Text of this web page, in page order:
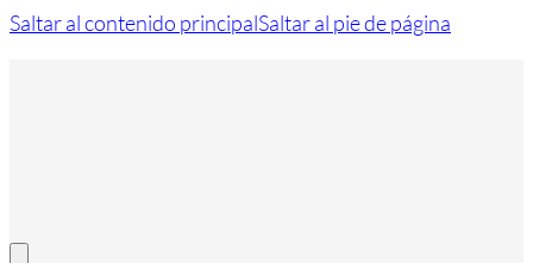
Saltar al contenido principalSaltar al pie de página